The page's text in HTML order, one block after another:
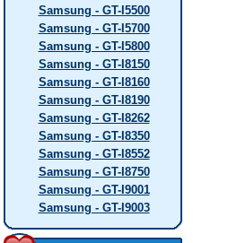
Samsung - GT-I5500
Samsung - GT-I5700
Samsung - GT-I5800
Samsung - GT-I8150
Samsung - GT-I8160
Samsung - GT-I8190
Samsung - GT-I8262
Samsung - GT-I8350
Samsung - GT-I8552
Samsung - GT-I8750
Samsung - GT-I9001
Samsung - GT-I9003